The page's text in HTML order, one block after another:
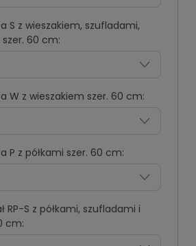
S z wieszakiem, szufladami,
szer. 60 cm:
W z wieszakiem szer. 60 cm:
P z półkami szer. 60 cm:
RP-S z półkami, szufladami i
cm: